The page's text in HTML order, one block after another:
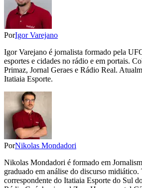
PorIgor Varejano
Igor Varejano é jornalista formado pela
esportes e cidades no rádio e em portais.
Primaz, Jornal Geraes e Rádio Real.
Itatiaia Esporte.
PorNikolas Mondadori
Nikolas Mondadori é formado em
graduado em análise do discurso midiático.
correspondente do Itatiaia Esporte do Sul